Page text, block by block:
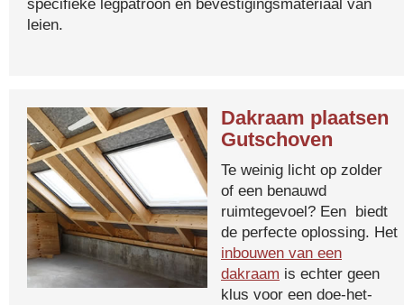
specifieke legpatroon en bevestigingsmateriaal van
leien.
Dakraam plaatsen
Gutschoven
Te weinig licht op zolder
of een benauwd
ruimtegevoel? Een biedt
de perfecte oplossing. Het
inbouwen van een
dakraam is echter geen
klus voor een doe-het-